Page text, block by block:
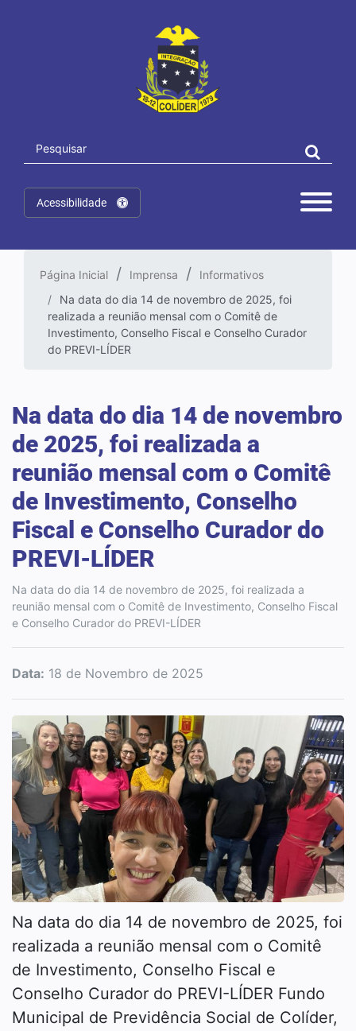
Acessibilidade
Página Inicial Imprensa
Informativos
Na data do dia 14 de novembro de 2025, foi
realizada a reunião mensal com o Comitê de
Investimento, Conselho Fiscal e Conselho Curador
do PREVI-LÍDER
Na data do dia 14 de novembro
de 2025, foi realizada a
reunião mensal com o Comitê
de Investimento, Conselho
Fiscal e Conselho Curador do
PREVI-LÍDER
Na data do dia 14 de novembro de 2025, foi realizada a
reunião mensal com o Comitê de Investimento, Conselho Fiscal
e Conselho Curador do PREVI-LÍDER
Data: 18 de Novembro de 2025
Na data do dia 14 de novembro de 2025, foi
realizada a reunião mensal com o Comitê
de Investimento, Conselho Fiscal e
Conselho Curador do PREVI-LÍDER Fundo
Municipal de Previdência Social de Colíder,